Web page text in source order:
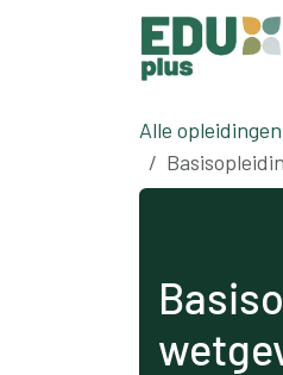
Overslaan naar inhoud
Alle opleidingen